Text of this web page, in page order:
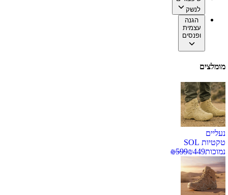
לנשק
הגנה
עצמית
ופנסים
מומלצים
נעליים
טקטיות SOL
נמוכות
₪449
₪599